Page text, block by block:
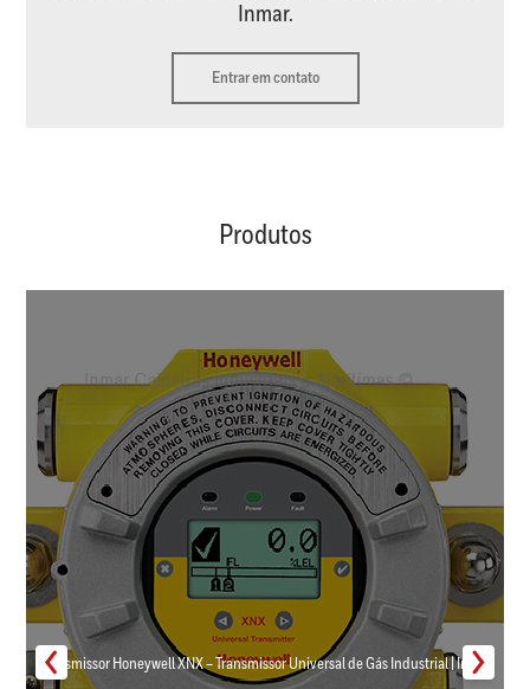
Inmar.
Entrar em contato
Produtos
Transmissor Honeywell XNX – Transmissor Universal de Gás Industrial | Inmar